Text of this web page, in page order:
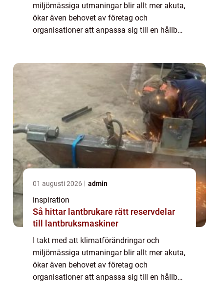
miljömässiga utmaningar blir allt mer akuta,
ökar även behovet av företag och
organisationer att anpassa sig till en hållbar
01 augusti 2026 admin
inspiration
Så hittar lantbrukare rätt reservdelar
till lantbruksmaskiner
I takt med att klimatförändringar och
miljömässiga utmaningar blir allt mer akuta,
ökar även behovet av företag och
organisationer att anpassa sig till en hållbar